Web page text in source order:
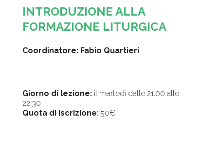
INTRODUZIONE ALLA
FORMAZIONE LITURGICA
Coordinatore: Fabio Quartieri
Giorno di lezione: il martedì dalle 21.00 alle
22.30
Quota di iscrizione: 50€